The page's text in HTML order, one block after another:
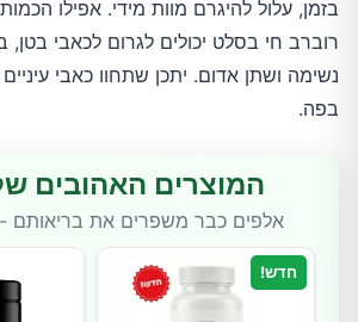
בזמן, עלול להיגרם מוות מידי. אפילו
רוברב חי בסלט יכולים לגרום לכאבי בטן,
נשימה ושתן אדום. יתכן שתחוו כאבי
בפה.
המוצרים האהובים
אלפים כבר משפרים את בריאותם
חדש!